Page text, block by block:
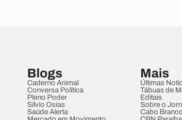
Blogs
Caderno Animal
Conversa Política
Pleno Poder
Sílvio Osias
Saúde Alerta
Mais
Últimas
Tábuas de
Editais
Sobre o
Cabo